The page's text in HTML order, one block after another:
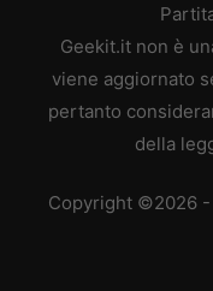
Geekit.it non è
viene aggiornato
pertanto
della
Copyright ©2026